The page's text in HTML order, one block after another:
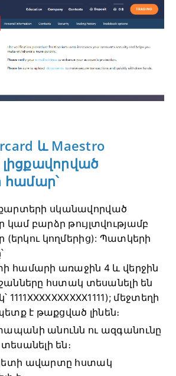
և Maestro
համար՝
սկանավորված
կամ բարձր թույլտվությամբ
(երկու կողմերից): Պատկերի
համարի առաջին 4 և վերջին
հստակ տեսանելի են
1111XXXXXXXXXX1111); մեջտեղի
է թաքցված լինեն։
անունն ու ազգանունը
են։
ավարտը հստակ